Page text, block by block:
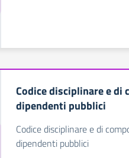
Codice disciplinare e di
dipendenti pubblici
Codice disciplinare e di
dipendenti pubblici